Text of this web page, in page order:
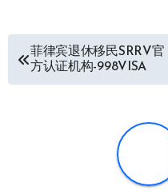
菲律宾退休移民SRRV官
方认证机构-998VISA